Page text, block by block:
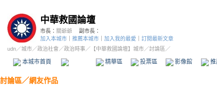
中華救國論壇
市長： 關爺爺
副市長：
加入本城市
推薦本城市 加入我的最愛
訂閱最新文章
udn／城市／政治社會 ／政治時事／ 【中華救國論壇】城市／討論區／
本城市首頁 精華區 投票區 影像館
討論區／網友作品